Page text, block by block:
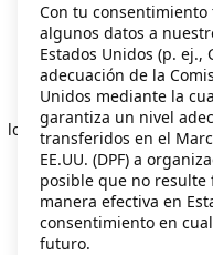
Application error: a
loading
Con tu
algunos datos a
Estados Unidos (p. ej.,
adecuación de la
Unidos mediante la
garantiza un nivel
transferidos en el
EE.UU. (DPF) a
posible que no
manera efectiva en
consentimiento en
futuro.